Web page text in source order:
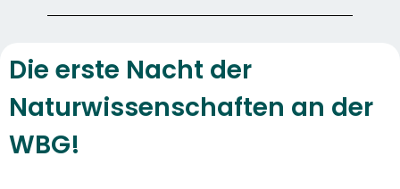
Die erste Nacht der
Naturwissenschaften an der
WBG!